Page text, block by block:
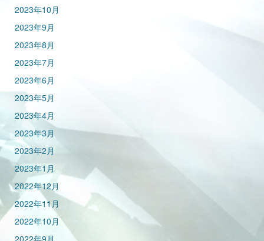
2023年10月
2023年9月
2023年8月
2023年7月
2023年6月
2023年5月
2023年4月
2023年3月
2023年2月
2023年1月
2022年12月
2022年11月
2022年10月
2022年9月